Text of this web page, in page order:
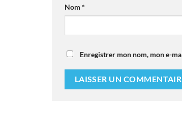
Nom *
Enregistrer mon nom, mon e-